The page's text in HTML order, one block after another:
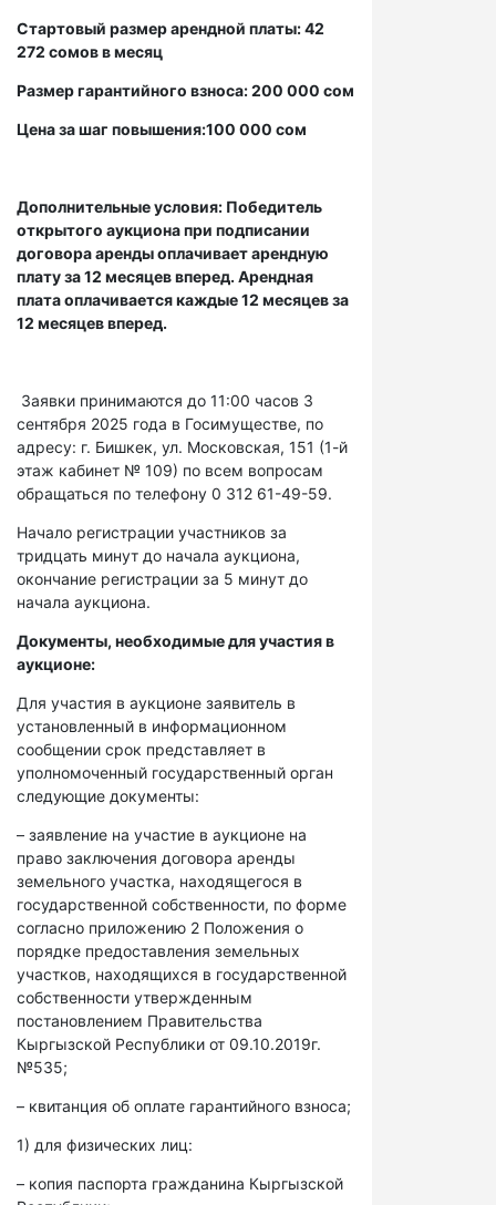
Стартовый размер арендной платы: 42
272 сомов в месяц
Размер гарантийного взноса: 200 000 сом
Цена за шаг повышения:100 000 сом
Дополнительные условия: Победитель
открытого аукциона при подписании
договора аренды оплачивает арендную
плату за 12 месяцев вперед. Арендная
плата оплачивается каждые 12 месяцев за
12 месяцев вперед.
Заявки принимаются до 11:00 часов 3
сентября 2025 года в Госимуществе, по
адресу: г. Бишкек, ул. Московская, 151 (1-й
этаж кабинет № 109) по всем вопросам
обращаться по телефону 0 312 61-49-59.
Начало регистрации участников за
тридцать минут до начала аукциона,
окончание регистрации за 5 минут до
начала аукциона.
Документы, необходимые для участия в
аукционе:
Для участия в аукционе заявитель в
установленный в информационном
сообщении срок представляет в
уполномоченный государственный орган
следующие документы:
– заявление на участие в аукционе на
право заключения договора аренды
земельного участка, находящегося в
государственной собственности, по форме
согласно приложению 2 Положения о
порядке предоставления земельных
участков, находящихся в государственной
собственности утвержденным
постановлением Правительства
Кыргызской Республики от 09.10.2019г.
№535;
– квитанция об оплате гарантийного взноса;
1) для физических лиц:
– копия паспорта гражданина Кыргызской